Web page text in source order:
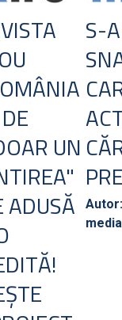
UN
ADUSĂ
S-
media